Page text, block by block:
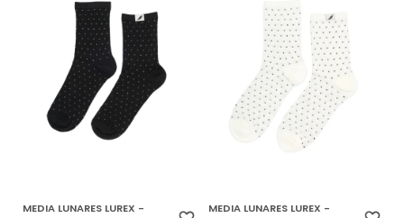
MEDIA LUNARES LUREX -
MEDIA LUNARES LUREX -